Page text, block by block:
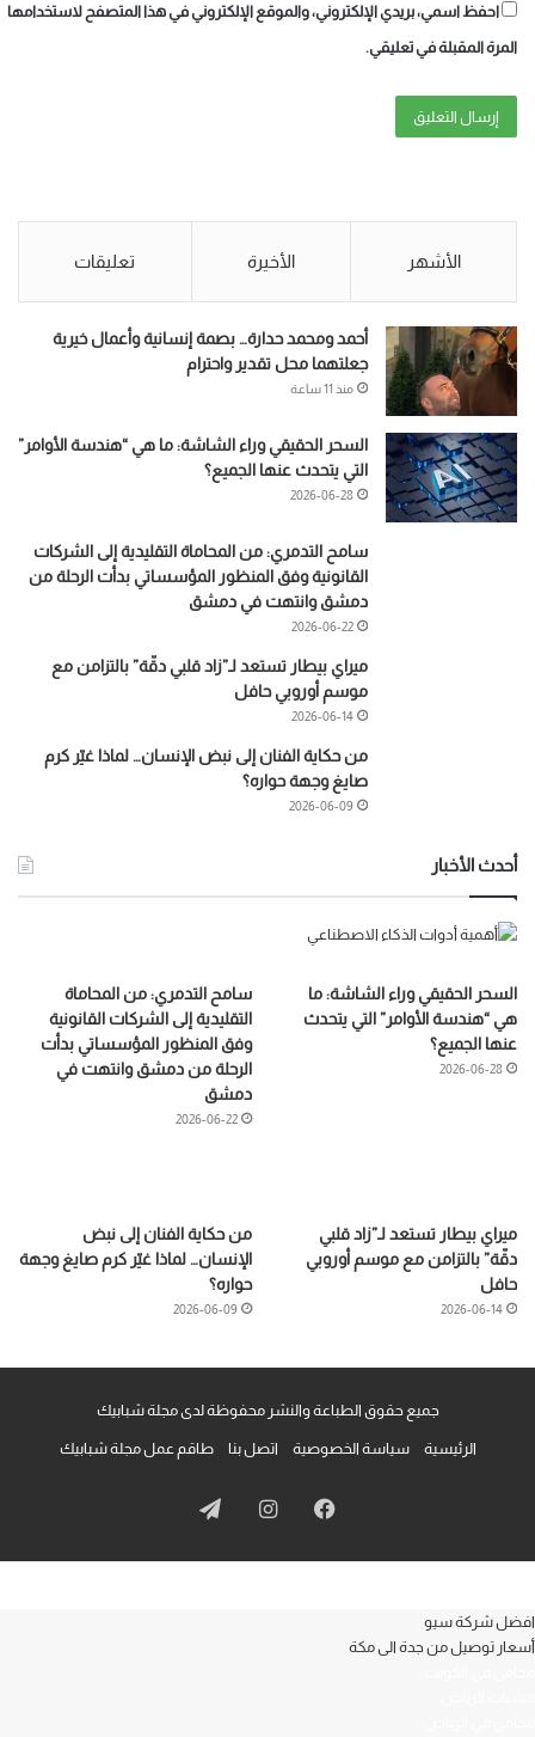
احفظ اسمي، بريدي الإلكتروني، والموقع الإلكتروني في هذا المتصفح لاستخدامها
المرة المقبلة في تعليقي.
الأشهر الأخيرة تعليقات
أحمد ومحمد حدارة… بصمة إنسانية وأعمال خيرية
جعلتهما محل تقدير واحترام
منذ 11 ساعة
السحر الحقيقي وراء الشاشة: ما هي “هندسة الأوامر”
التي يتحدث عنها الجميع؟
2026-06-28
سامح التدمري: من المحاماة التقليدية إلى الشركات
القانونية وفق المنظور المؤسساتي بدأت الرحلة من
دمشق وانتهت في دمشق
2026-06-22
ميراي بيطار تستعد لـ”زاد قلبي دقّة” بالتزامن مع
موسم أوروبي حافل
2026-06-14
من حكاية الفنان إلى نبض الإنسان… لماذا غيّر كرم
صايغ وجهة حواره؟
2026-06-09
أحدث الأخبار
السحر الحقيقي وراء الشاشة: ما
هي “هندسة الأوامر” التي يتحدث
عنها الجميع؟
2026-06-28
سامح التدمري: من المحاماة
التقليدية إلى الشركات القانونية
وفق المنظور المؤسساتي بدأت
الرحلة من دمشق وانتهت في
دمشق
2026-06-22
ميراي بيطار تستعد لـ”زاد قلبي
دقّة” بالتزامن مع موسم أوروبي
حافل
2026-06-14
من حكاية الفنان إلى نبض
الإنسان… لماذا غيّر كرم صايغ وجهة
حواره؟
2026-06-09
جميع حقوق الطباعة والنشر محفوظة لدى مجلة شبابيك
الرئيسية سياسة الخصوصية اتصل بنا طاقم عمل مجلة شبابيك
فيسبوكانستقرامتيلقرام
افضل شركة سيو
أسعار توصيل من جدة الى مكة